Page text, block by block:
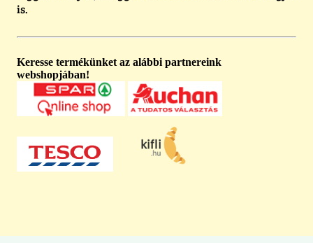
is.
Keresse termékünket az alábbi partnereink
webshopjában!